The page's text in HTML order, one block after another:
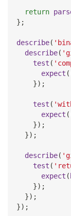
return
} ;
describe(
describe(
test (
expect (
}) ;
test (
expect (
}) ;
}) ;
describe(
test (
expect (
}) ;
}) ;
}) ;